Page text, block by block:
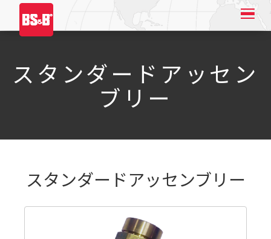
スタンダードアッセン
ブリー
スタンダードアッセンブリー